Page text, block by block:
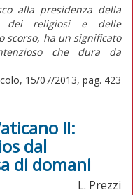
alla presidenza della
dei religiosi e delle
scorso, ha un significato
che dura da
15/07/2013, pag. 423
II:
dal
di domani
L. Prezzi